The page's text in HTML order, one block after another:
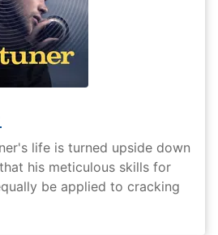
life is turned upside down
his meticulous skills for
be applied to cracking